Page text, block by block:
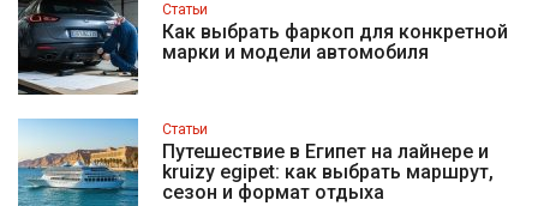
Статьи
Как выбрать фаркоп для конкретной
марки и модели автомобиля
Статьи
Путешествие в Египет на лайнере и
kruizy egipet: как выбрать маршрут,
сезон и формат отдыха